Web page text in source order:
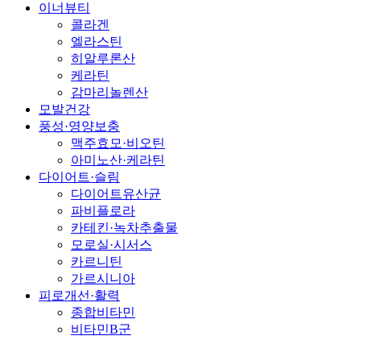
이너뷰티
콜라겐
엘라스틴
히알루론산
케라틴
감마리놀렌산
모발건강
풍성·영양보충
맥주효모·비오틴
아미노산·케라틴
다이어트·슬림
다이어트유산균
파비플로라
카테킨·녹차추출물
모로실·시서스
카르니틴
가르시니아
피로개선·활력
종합비타민
비타민B군